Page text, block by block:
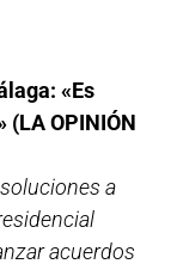
«Es
(LA OPINIÓN
a
acuerdos